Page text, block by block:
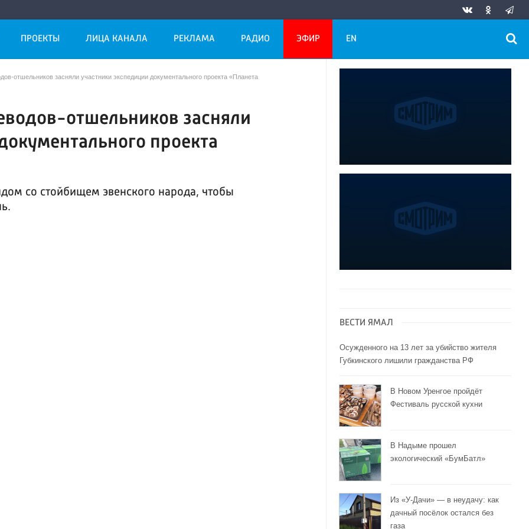
ПРОЕКТЫ ЛИЦА КАНАЛА РЕКЛАМА РАДИО ЭФИР EN
отшельников засняли участники экспедиции документального проекта «Планета
отшельников засняли
проекта
со стойбищем эвенского народа, чтобы
ВЕСТИ ЯМАЛ
Осужденного на 13 лет за убийство жителя
Губкинского лишили гражданства РФ
В Новом Уренгое пройдёт
Фестиваль русской кухни
В Надыме прошел
экологический «БумБатл»
Из «У-Дачи» — в неудачу: как
дачный посёлок остался без
газа